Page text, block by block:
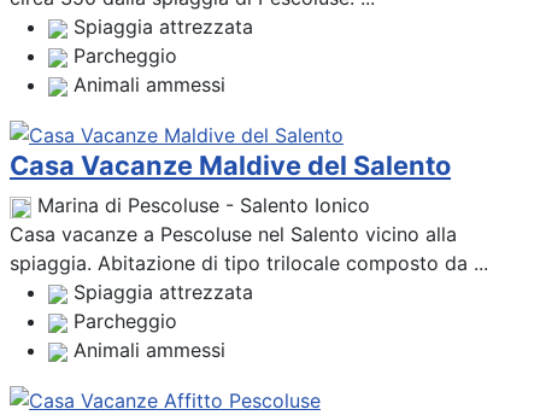
Spiaggia attrezzata
Parcheggio
Animali ammessi
Casa Vacanze Maldive del Salento
Marina di Pescoluse - Salento Ionico
Casa vacanze a Pescoluse nel Salento vicino alla
spiaggia. Abitazione di tipo trilocale composto da ...
Spiaggia attrezzata
Parcheggio
Animali ammessi